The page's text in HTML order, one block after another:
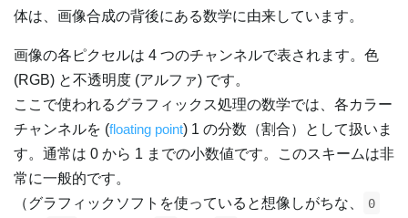
体は、画像合成の背後にある数学に由来しています。
画像の各ピクセルは 4 つのチャンネルで表されます。色
(RGB) と不透明度 (アルファ) です。
ここで使われるグラフィックス処理の数学では、各カラー
チャンネルを (floating point) 1 の分数（割合）として扱いま
す。通常は 0 から 1 までの小数値です。このスキームは非
常に一般的です。
（グラフィックソフトを使っていると想像しがちな、
0